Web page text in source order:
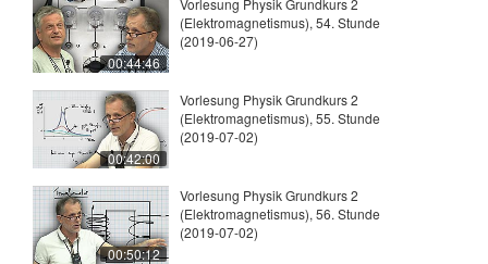
00:44:46
Vorlesung Physik Grundkurs 2
(Elektromagnetismus), 54. Stunde
(2019-06-27)
00:42:00
Vorlesung Physik Grundkurs 2
(Elektromagnetismus), 55. Stunde
(2019-07-02)
00:50:12
Vorlesung Physik Grundkurs 2
(Elektromagnetismus), 56. Stunde
(2019-07-02)